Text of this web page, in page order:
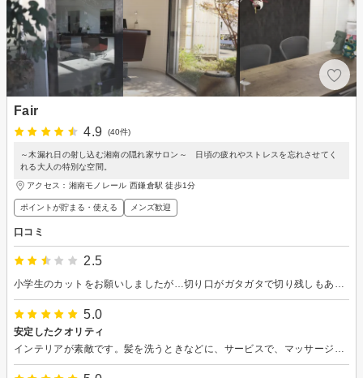
Fair
4.9
(40件)
～木漏れ日の射し込む湘南の隠れ家サロン～ 日頃の疲れやストレスを忘れさせてく
れる大人の特別な空間。
アクセス：湘南モノレール 西鎌倉駅 徒歩1分
ポイントが貯まる・使える メンズ歓迎
口コミ
2.5
5.0
安定したクオリティ